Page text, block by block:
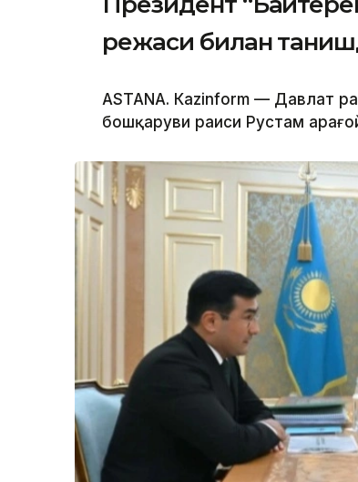
режаси билан
ASTANА. Каzinform — Давлат
бошқаруви раиси Рустам